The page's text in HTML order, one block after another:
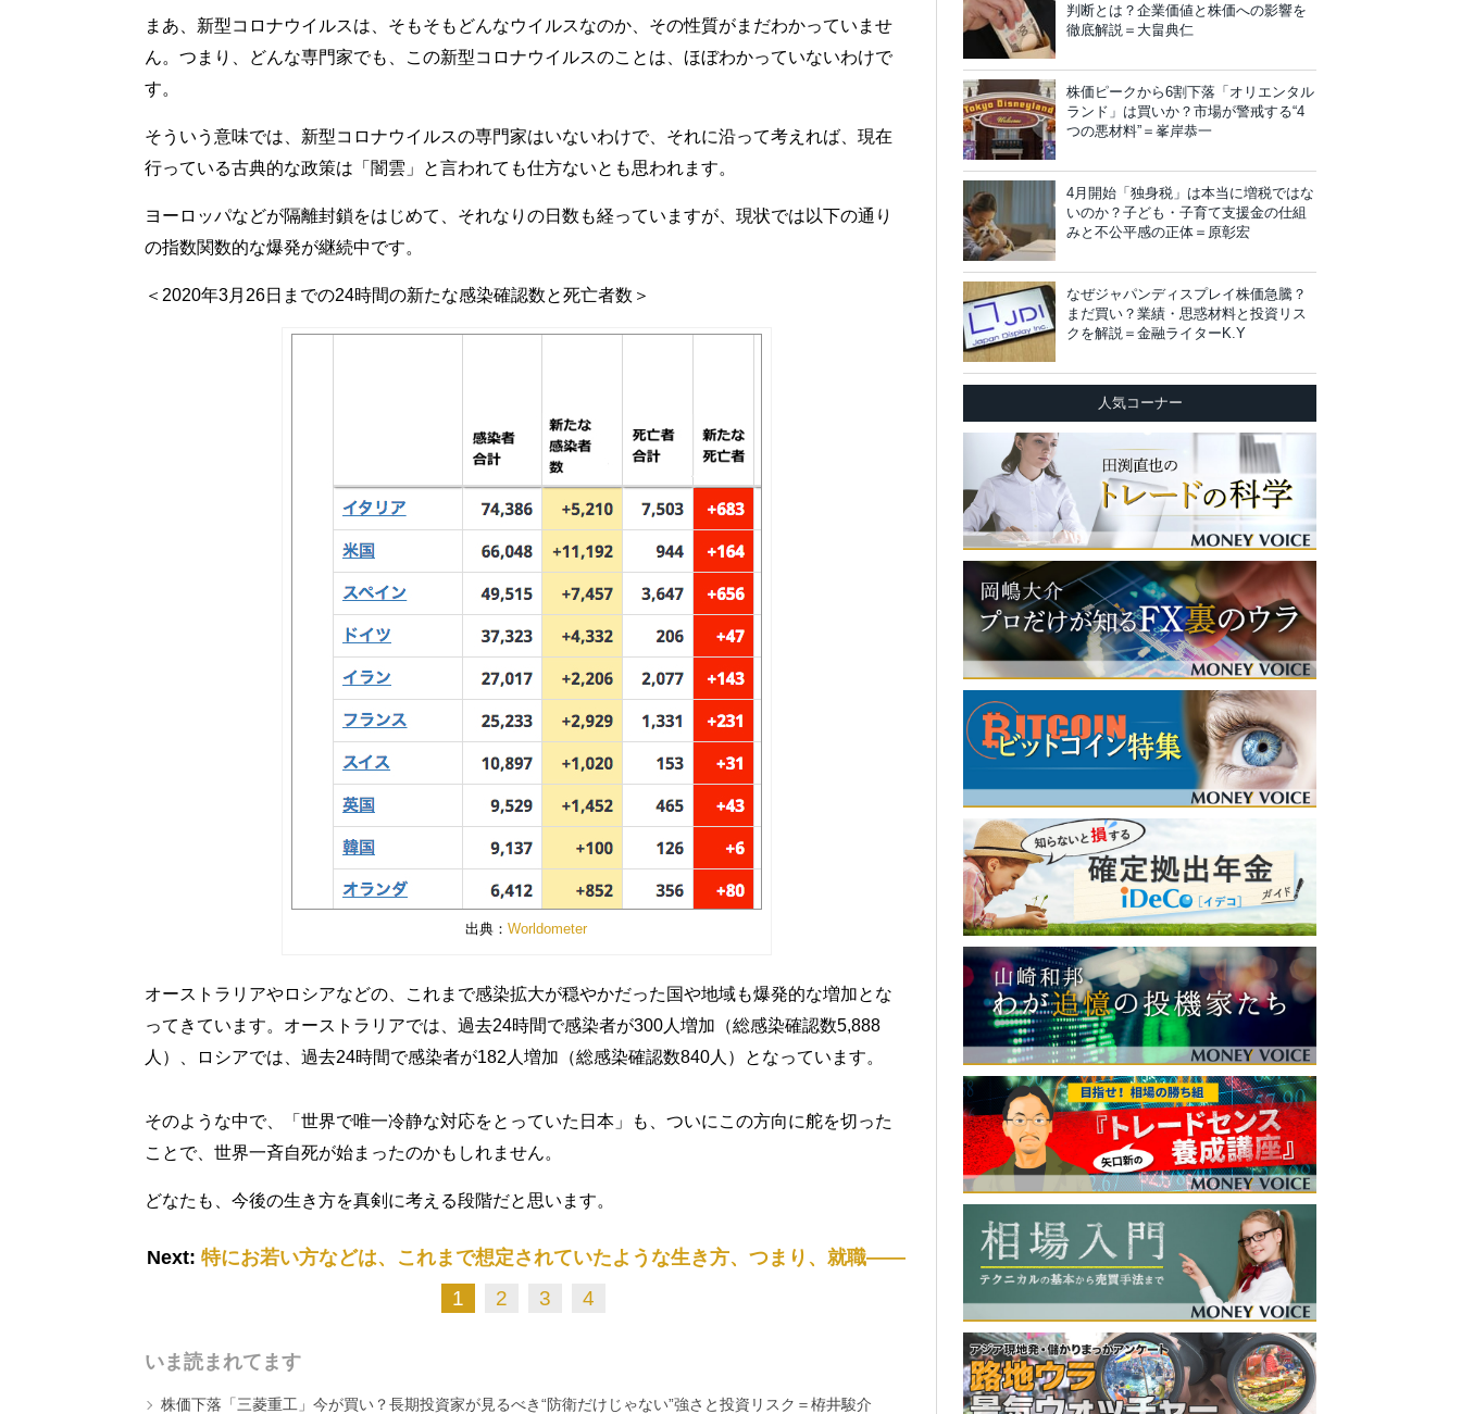
まあ、新型コロナウイルスは、そもそもどんなウイルスなのか、その性質がまだわかっていませ
ん。つまり、どんな専門家でも、この新型コロナウイルスのことは、ほぼわかっていないわけで
す。
そういう意味では、新型コロナウイルスの専門家はいないわけで、それに沿って考えれば、現在
行っている古典的な政策は「闇雲」と言われても仕方ないとも思われます。
ヨーロッパなどが隔離封鎖をはじめて、それなりの日数も経っていますが、現状では以下の通り
の指数関数的な爆発が継続中です。
＜2020年3月26日までの24時間の新たな感染確認数と死亡者数＞
出典： Worldometer
オーストラリアやロシアなどの、これまで感染拡大が穏やかだった国や地域も爆発的な増加とな
ってきています。オーストラリアでは、過去24時間で感染者が300人増加（総感染確認数5,888
人）、ロシアでは、過去24時間で感染者が182人増加（総感染確認数840人）となっています。
そのような中で、「世界で唯一冷静な対応をとっていた日本」も、ついにこの方向に舵を切った
ことで、世界一斉自死が始まったのかもしれません。
どなたも、今後の生き方を真剣に考える段階だと思います。
Next: 特にお若い方などは、これまで想定されていたような生き方、つまり、就職――
1 2 3 4
いま読まれてます
株価下落「三菱重工」今が買い？長期投資家が見るべき“防衛だけじゃない”強さと投資リスク＝栫井駿介
判断とは？企業価値と株価への影響を
徹底解説＝大畠典仁
株価ピークから6割下落「オリエンタル
ランド」は買いか？市場が警戒する“4
つの悪材料”＝峯岸恭一
4月開始「独身税」は本当に増税ではな
いのか？子ども・子育て支援金の仕組
みと不公平感の正体＝原彰宏
なぜジャパンディスプレイ株価急騰？
まだ買い？業績・思惑材料と投資リス
クを解説＝金融ライターK.Y
人気コーナー